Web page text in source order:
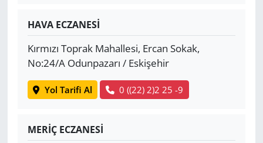
HAVA ECZANESİ
Kırmızı Toprak Mahallesi, Ercan Sokak,
No:24/A Odunpazarı / Eskişehir
Yol Tarifi Al 0 ((22) 2)2 25 -9
MERİÇ ECZANESİ